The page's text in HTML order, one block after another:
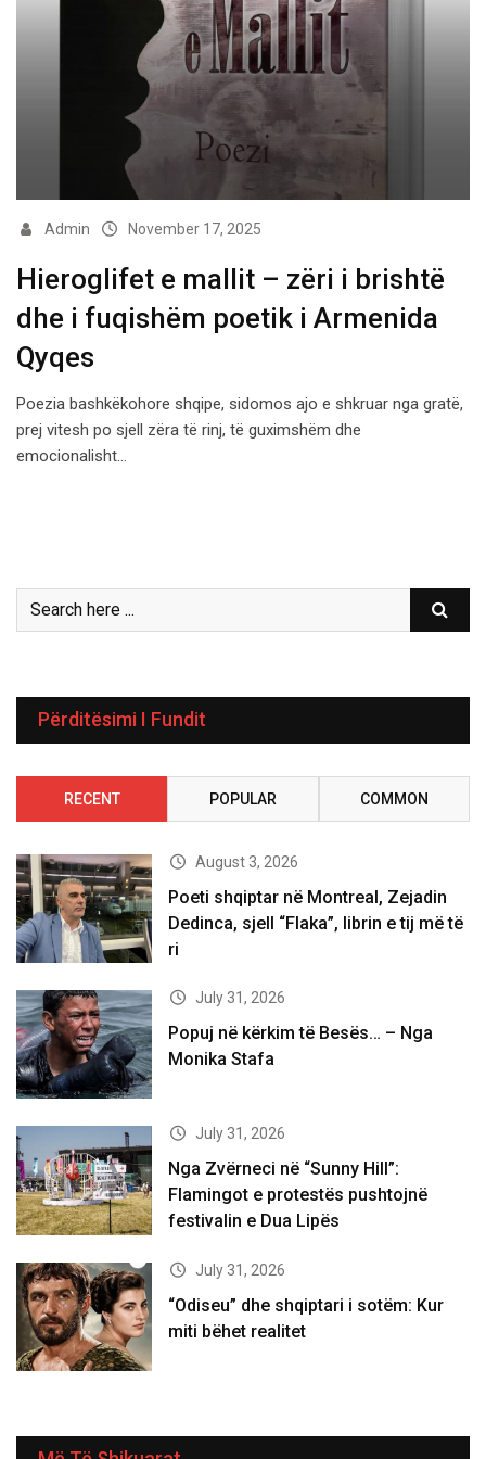
Admin November 17, 2025
Hieroglifet e mallit – zëri i brishtë
dhe i fuqishëm poetik i Armenida
Qyqes
Poezia bashkëkohore shqipe, sidomos ajo e shkruar nga gratë,
prej vitesh po sjell zëra të rinj, të guximshëm dhe
emocionalisht…
Përditësimi I Fundit
RECENT POPULAR COMMON
August 3, 2026
Poeti shqiptar në Montreal, Zejadin
Dedinca, sjell “Flaka”, librin e tij më të
ri
July 31, 2026
Popuj në kërkim të Besës… – Nga
Monika Stafa
July 31, 2026
Nga Zvërneci në “Sunny Hill”:
Flamingot e protestës pushtojnë
festivalin e Dua Lipës
July 31, 2026
“Odiseu” dhe shqiptari i sotëm: Kur
miti bëhet realitet